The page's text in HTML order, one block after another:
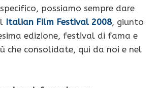
possiamo sempre dare
Italian Film Festival 2008, giunto
edizione, festival di fama e
che consolidate, qui da noi e nel